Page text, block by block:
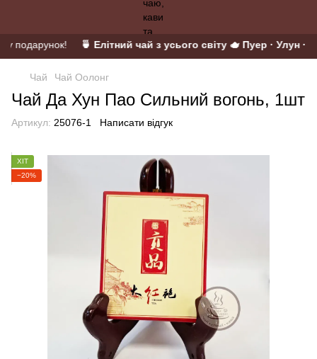
подарунок! 🍵 Елітний чай з усього світу 🫖 Пуер · Улун ·
Чай Чай Оолонг
Чай Да Хун Пао Сильний вогонь, 1шт
Артикул: 25076-1 Написати відгук
ХІТ
−20%